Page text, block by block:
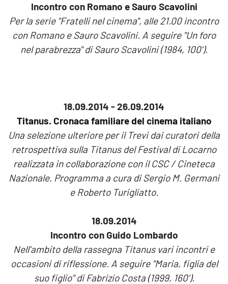
Incontro con Romano e Sauro Scavolini
Per la serie "Fratelli nel cinema", alle 21.00 incontro
con Romano e Sauro Scavolini. A seguire "Un foro
nel parabrezza" di Sauro Scavolini (1984, 100').
18.09.2014 - 26.09.2014
Titanus. Cronaca familiare del cinema italiano
Una selezione ulteriore per il Trevi dai curatori della
retrospettiva sulla Titanus del Festival di Locarno
realizzata in collaborazione con il CSC / Cineteca
Nazionale. Programma a cura di Sergio M. Germani
e Roberto Turigliatto.
18.09.2014
Incontro con Guido Lombardo
Nell'ambito della rassegna Titanus vari incontri e
occasioni di riflessione. A seguire "Maria, figlia del
suo figlio" di Fabrizio Costa (1999, 160').